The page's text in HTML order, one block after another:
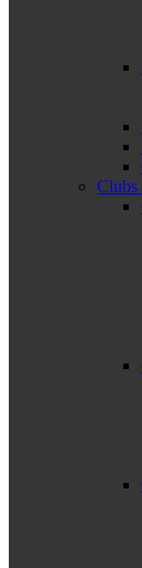
Clubs